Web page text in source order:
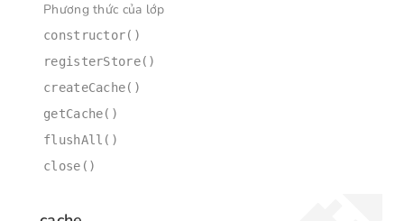
Phương thức của lớp
constructor()
registerStore()
createCache()
getCache()
flushAll()
close()